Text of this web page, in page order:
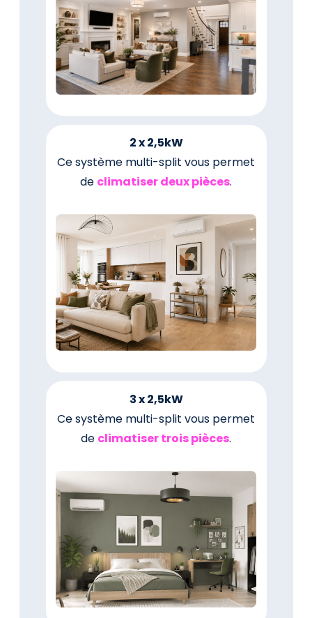
2 x 2,5kW
Ce système multi-split vous permet
de climatiser deux pièces.
3 x 2,5kW
Ce système multi-split vous permet
de climatiser trois pièces.